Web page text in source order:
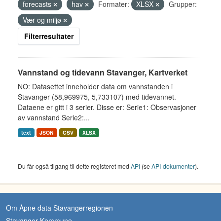
forecasts
hav Formater: XLSX
Grupper:
Vær og miljø
Filterresultater
Vannstand og tidevann Stavanger, Kartverket
NO: Datasettet inneholder data om vannstanden i
Stavanger (58,969975, 5,733107) med tidevannet.
Dataene er gitt i 3 serier. Disse er: Serie1: Observasjoner
av vannstand Serie2:...
text JSON CSV XLSX
Du får også tilgang til dette registeret med API (seAPI-dokumenter).
Om Åpne data Stavangerregionen